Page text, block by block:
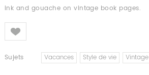
ink and gouache on vintage book pages.
Like
Sujets Vacances Style de vie Vintage